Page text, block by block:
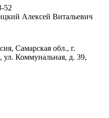
52
Алексей Витальевич
Самарская обл., г.
ул. Коммунальная, д. 39,